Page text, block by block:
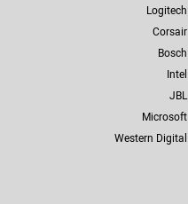
Logitech
Corsair
Bosch
Intel
JBL
Microsoft
Western Digital